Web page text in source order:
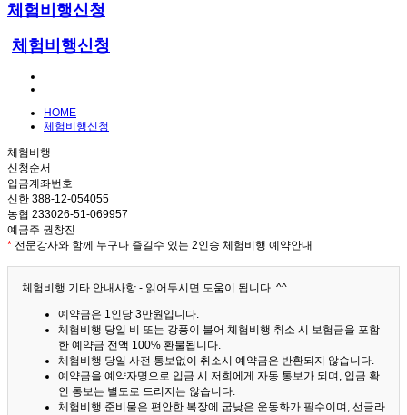
체험비행신청
체험비행신청
HOME
체험비행신청
체험비행
신청순서
입금계좌번호
신한 388-12-054055
농협 233026-51-069957
예금주 권창진
* 전문강사와 함께 누구나 즐길수 있는 2인승 체험비행 예약안내
체험비행 기타 안내사항 - 읽어두시면 도움이 됩니다. ^^
예약금은 1인당 3만원입니다.
체험비행 당일 비 또는 강풍이 불어 체험비행 취소 시 보험금을 포함
한 예약금 전액 100% 환불됩니다.
체험비행 당일 사전 통보없이 취소시 예약금은 반환되지 않습니다.
예약금을 예약자명으로 입금 시 저희에게 자동 통보가 되며, 입금 확
인 통보는 별도로 드리지는 않습니다.
체험비행 준비물은 편안한 복장에 굽낮은 운동화가 필수이며, 선글라